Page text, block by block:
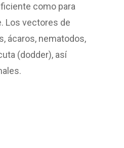
como para
Los vectores de
ácaros, nematodos,
(dodder), así